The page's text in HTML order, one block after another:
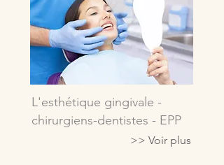
L'esthétique gingivale -
chirurgiens-dentistes - EPP
>> Voir plus